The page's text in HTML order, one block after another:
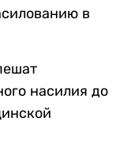
в
насилия до